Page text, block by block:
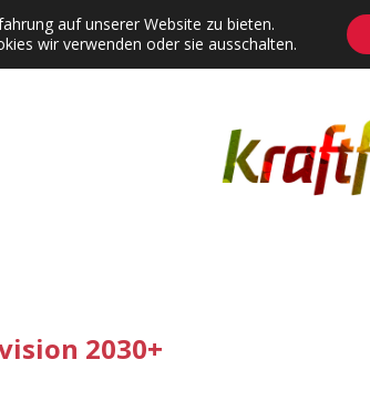
Contact Adventskalender Dropdown-Menü öffnen
2030+
auf unserer Website zu bieten.
wir verwenden oder sie ausschalten.